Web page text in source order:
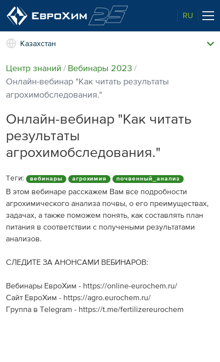
RU
Наши удобрения
О нас
Наши возможности
Качество от лидера рынка
Забота об экологии
Полевые опыты
Новости и события
Центр знаний
Наши контакты
Казахстан
Центр знаний
Вебинары 2023
Онлайн-вебинар "Как читать результаты
агрохимобследования."
Онлайн-вебинар "Как читать
результаты
агрохимобследования."
Теги: вебинары агрохимия почвенный_анализ
В этом вебинаре расскажем Вам все подробности
агрохимического анализа почвы, о его преимуществах,
задачах, а также поможем понять, как составлять план
питания в соответствии с получеными результатами
анализов.
СЛЕДИТЕ ЗА АНОНСАМИ ВЕБИНАРОВ:
Вебинары ЕвроХим - https://online-eurochem.ru/
Сайт ЕвроХим - https://agro.eurochem.ru/
Группа в Telegram - https://t.me/fertilizereurochem